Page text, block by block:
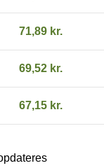
71,89 kr.
69,52 kr.
67,15 kr.